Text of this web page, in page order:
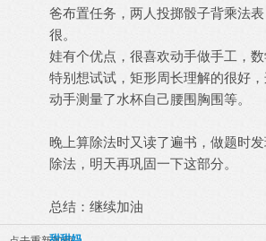
爸布置任务，两人投掷骰子背乘法
很。
娃有个优点，很喜欢动手做手工，
特别想试试，矩形周长理解的很好
动手测量了水杯自己腰围胸围等。
晚上算除法时又读了遍书，做题时
除法，明天再巩固一下这部分。
总结：继续加油